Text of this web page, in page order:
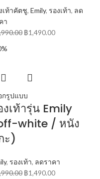
เท้าคัตชู, Emily, รองเท้า, ลด
า
฿1,490.00
กรูปแบบ
งเท้ารุ่น Emily
white / หนัง
ะ)
, รองเท้า, ลดราคา
฿1,490.00